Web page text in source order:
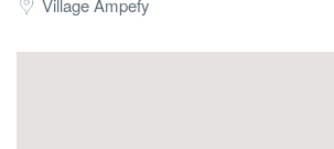
Village Ampefy